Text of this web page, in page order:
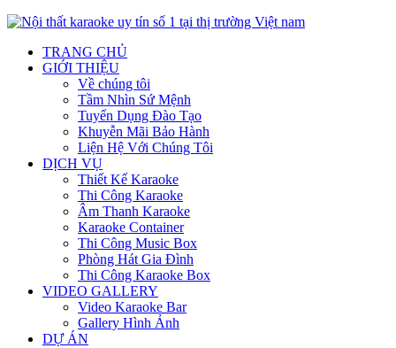
TRANG CHỦ
GIỚI THIỆU
Về chúng tôi
Tầm Nhìn Sứ Mệnh
Tuyển Dụng Đào Tạo
Khuyễn Mãi Bảo Hành
Liện Hệ Với Chúng Tôi
DỊCH VỤ
Thiết Kế Karaoke
Thi Công Karaoke
Âm Thanh Karaoke
Karaoke Container
Thi Công Music Box
Phòng Hát Gia Đình
Thi Công Karaoke Box
VIDEO GALLERY
Video Karaoke Bar
Gallery Hình Ảnh
DỰ ÁN